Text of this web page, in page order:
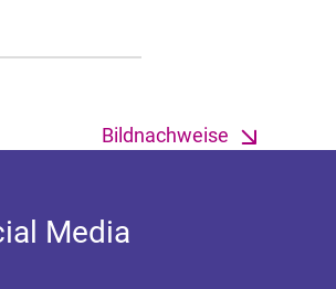
Bildnachweise
Media